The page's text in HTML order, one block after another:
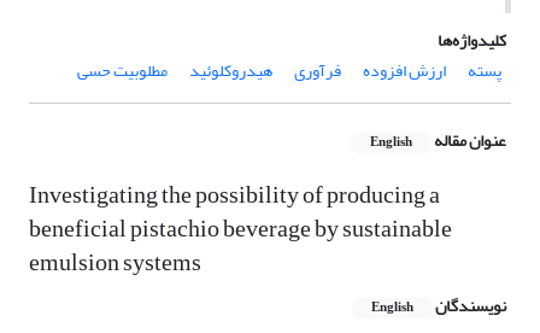
کلیدواژه‌ها
پسته
ارزش افزوده فرآوری هیدروکلوئید مطلوبیت حسی
عنوان مقاله English
Investigating the possibility of producing a
beneficial pistachio beverage by sustainable
emulsion systems
نویسندگان English